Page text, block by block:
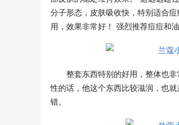
分子形态，皮肤吸收快，特别适合
用，效果非常好！ 强烈推荐痘痘和
整套东西特别的好用，整体也
性的话，他这个东西比较滋润，也
错。